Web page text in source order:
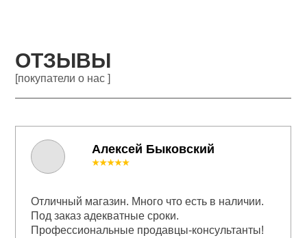
ОТЗЫВЫ
[покупатели о нас ]
Алексей Быковский
★★★★★
Отличный магазин. Много что есть в наличии.
Под заказ адекватные сроки.
Профессиональные продавцы-консультанты!